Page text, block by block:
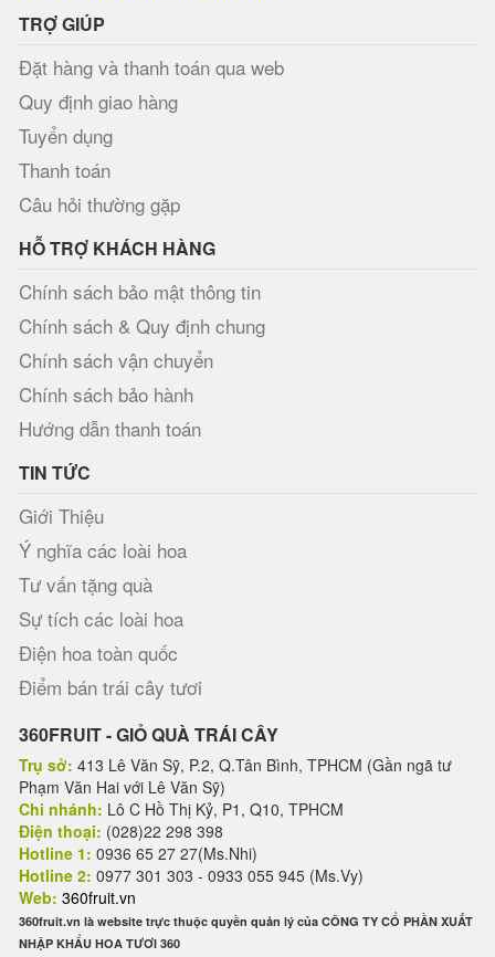
TRỢ GIÚP
Đặt hàng và thanh toán qua web
Quy định giao hàng
Tuyển dụng
Thanh toán
Câu hỏi thường gặp
HỖ TRỢ KHÁCH HÀNG
Chính sách bảo mật thông tin
Chính sách & Quy định chung
Chính sách vận chuyển
Chính sách bảo hành
Hướng dẫn thanh toán
TIN TỨC
Giới Thiệu
Ý nghĩa các loài hoa
Tư vấn tặng quà
Sự tích các loài hoa
Điện hoa toàn quốc
Điểm bán trái cây tươi
360FRUIT - GIỎ QUÀ TRÁI CÂY
Trụ sở: 413 Lê Văn Sỹ, P.2, Q.Tân Bình, TPHCM (Gần ngã tư
Phạm Văn Hai với Lê Văn Sỹ)
Chi nhánh: Lô C Hồ Thị Kỷ, P1, Q10, TPHCM
Điện thoại: (028)22 298 398
Hotline 1: 0936 65 27 27(Ms.Nhi)
Hotline 2: 0977 301 303 - 0933 055 945 (Ms.Vy)
Web: 360fruit.vn
360fruit.vn là website trực thuộc quyền quản lý của CÔNG TY CỔ PHẦN XUẤT
NHẬP KHẨU HOA TƯƠI 360